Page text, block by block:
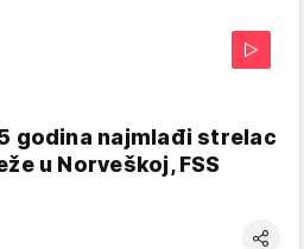
godina najmlađi strelac
u Norveškoj, FSS